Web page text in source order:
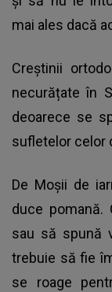
mai ales dacă
Creștinii
necurățate în
deoarece se
sufletelor celor
De Moșii de
duce pomană.
sau să spună
trebuie să fie
se roage